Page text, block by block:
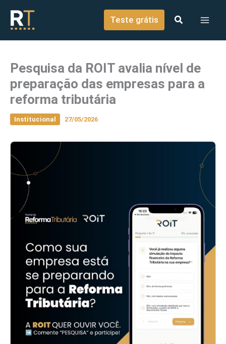
conteúdo
Teste grátis
Pesquisa da ROIT avalia nível de
preparação das empresas para a
reforma tributária
Institucional 27/05/2026